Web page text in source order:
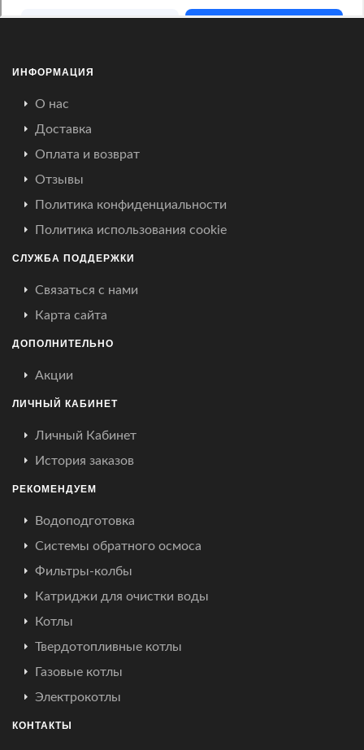
ИНФОРМАЦИЯ
О нас
Доставка
Оплата и возврат
Отзывы
Политика конфиденциальности
Политика использования cookie
СЛУЖБА ПОДДЕРЖКИ
Связаться с нами
Карта сайта
ДОПОЛНИТЕЛЬНО
Акции
ЛИЧНЫЙ КАБИНЕТ
Личный Кабинет
История заказов
РЕКОМЕНДУЕМ
Водоподготовка
Системы обратного осмоса
Фильтры-колбы
Катриджи для очистки воды
Котлы
Твердотопливные котлы
Газовые котлы
Электрокотлы
КОНТАКТЫ